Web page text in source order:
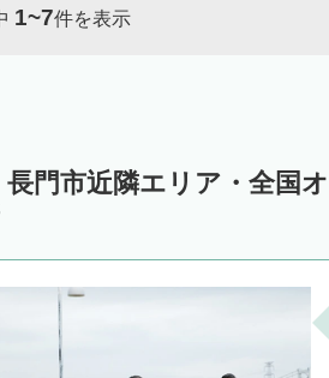
1~7件を表示
長門市近隣エリア・全国